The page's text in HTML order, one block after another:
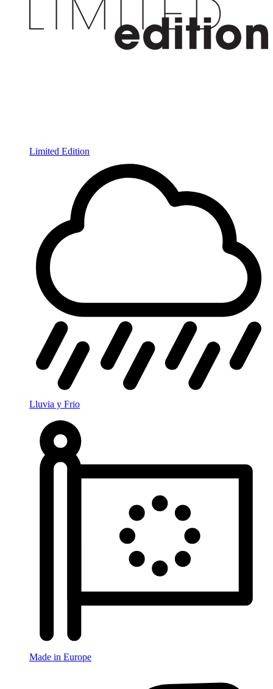
Limited Edition
Lluvia y Frio
Made in Europe